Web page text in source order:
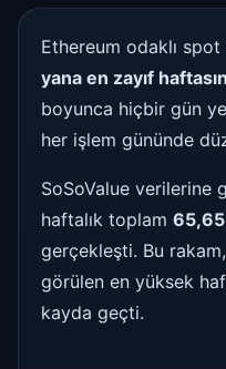
Ethereum odaklı spot
yana en zayıf
boyunca hiçbir gün
her işlem gününde
SoSoValue verilerine
haftalık toplam 65,65
gerçekleşti. Bu
görülen en yüksek
kayda geçti.